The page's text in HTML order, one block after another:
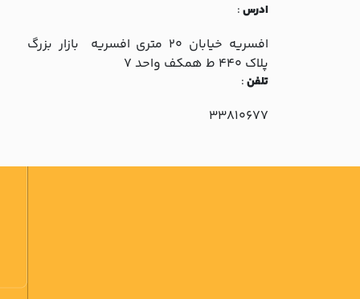
ادرس:
افسريه خيابان 20 متري افسريه بازار بزرگ
پلاک 440 ط همکف واحد 7
تلفن:
33810677